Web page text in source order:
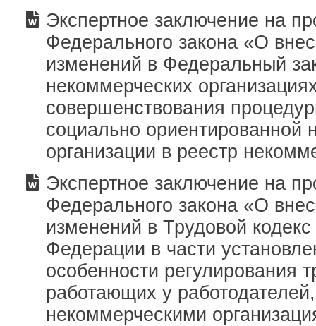
Экспертное заключение на
Федерального закона «О
изменений в Федеральный
некоммерческих
совершенствования
социально ориентированной
организации в реестр
Экспертное заключение на
Федерального закона «О
изменений в Трудовой
Федерации в части
особенности регулирования
работающих у
некоммерческими